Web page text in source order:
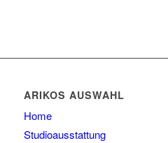
ARIKOS AUSWAHL
Home
Studioausstattung